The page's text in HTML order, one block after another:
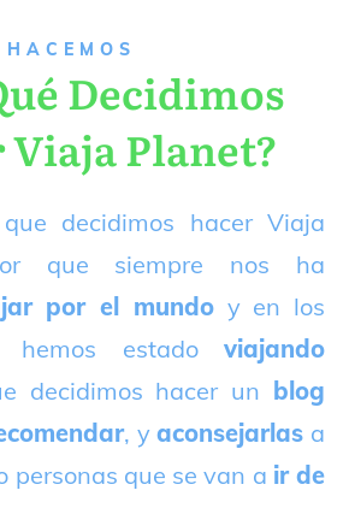
Decidimos
Planet?
decidimos hacer Viaja
que siempre nos ha
por el mundoy en los
hemos estado viajando
decidimos hacer un blog
, yaconsejarlas a
personas que se van a ir de